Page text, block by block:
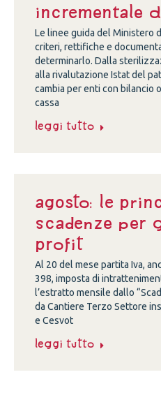
incrementale
Le linee guida del Ministero
criteri, rettifiche e
determinarlo. Dalla
alla rivalutazione Istat del
cambia per enti con bilancio
cassa
Leggi tutto
Agosto: le
scadenze per
profit
Al 20 del mese partita Iva,
398, imposta di
l’estratto mensile dallo
da Cantiere Terzo Settore
e Cesvot
Leggi tutto